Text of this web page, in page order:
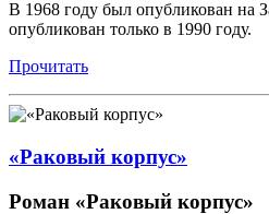
В 1968 году был опубликован на
опубликован только в 1990 году.
Прочитать
«Раковый корпус»
Роман «Раковый корпус»